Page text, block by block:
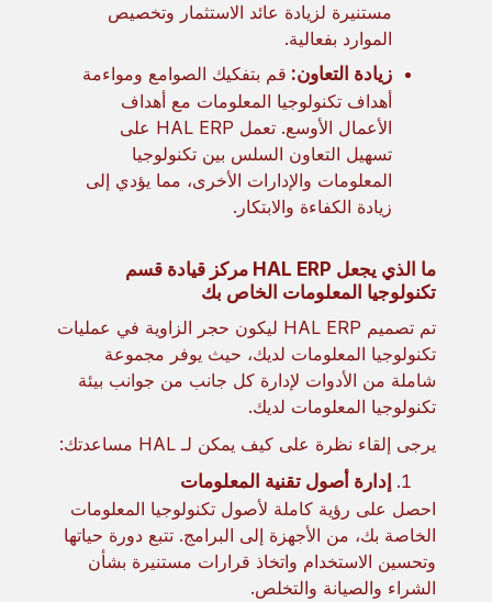
مستنيرة لزيادة عائد الاستثمار وتخصيص
الموارد بفعالية.
زيادة التعاون: قم بتفكيك الصوامع ومواءمة
أهداف تكنولوجيا المعلومات مع أهداف
الأعمال الأوسع. تعمل HAL ERP على
تسهيل التعاون السلس بين تكنولوجيا
المعلومات والإدارات الأخرى، مما يؤدي إلى
زيادة الكفاءة والابتكار.
ما الذي يجعل HAL ERP مركز قيادة قسم
تكنولوجيا المعلومات الخاص بك
تم تصميم HAL ERP ليكون حجر الزاوية في عمليات
تكنولوجيا المعلومات لديك، حيث يوفر مجموعة
شاملة من الأدوات لإدارة كل جانب من جوانب بيئة
تكنولوجيا المعلومات لديك.
يرجى إلقاء نظرة على كيف يمكن لـ HAL مساعدتك:
إدارة أصول تقنية المعلومات
احصل على رؤية كاملة لأصول تكنولوجيا المعلومات
الخاصة بك، من الأجهزة إلى البرامج. تتبع دورة حياتها
وتحسين الاستخدام واتخاذ قرارات مستنيرة بشأن
الشراء والصيانة والتخلص.